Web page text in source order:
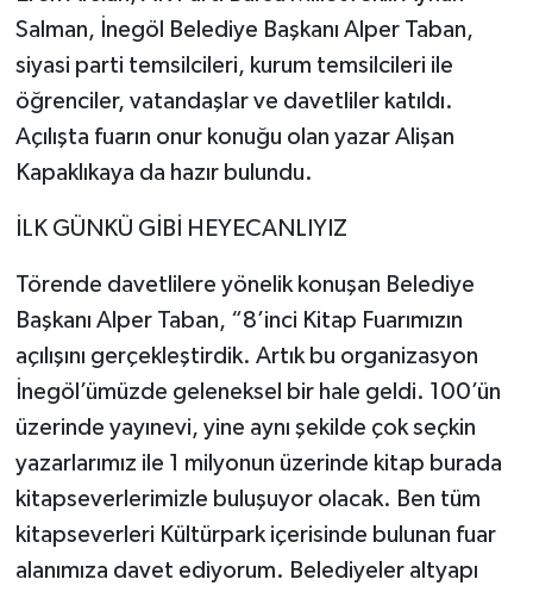
Salman, İnegöl Belediye Başkanı Alper Taban,
siyasi parti temsilcileri, kurum temsilcileri ile
öğrenciler, vatandaşlar ve davetliler katıldı.
Açılışta fuarın onur konuğu olan yazar Alişan
Kapaklıkaya da hazır bulundu.
İLK GÜNKÜ GİBİ HEYECANLIYIZ
Törende davetlilere yönelik konuşan Belediye
Başkanı Alper Taban, “8’inci Kitap Fuarımızın
açılışını gerçekleştirdik. Artık bu organizasyon
İnegöl’ümüzde geleneksel bir hale geldi. 100’ün
üzerinde yayınevi, yine aynı şekilde çok seçkin
yazarlarımız ile 1 milyonun üzerinde kitap burada
kitapseverlerimizle buluşuyor olacak. Ben tüm
kitapseverleri Kültürpark içerisinde bulunan fuar
alanımıza davet ediyorum. Belediyeler altyapı